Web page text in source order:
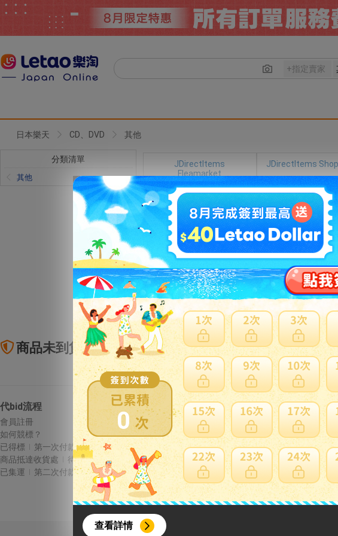
0
查看詳情
日本樂天 CD、DVD 其他
分類清單
其他
JDirectItems
Fleamarket
JDirectItems
綜合排序 銷量 價格
商品未到貨全額理賠 賣家寄錯全額
代bid流程
會員註冊
如何競標？
已得標
第一次付款
商品抵達收貨處
待集運
已集運
第二次付款
Letao保障
商品未到貨全額理賠
賣家寄錯全額處理
運送損壞全額理賠
全透明資訊及費用